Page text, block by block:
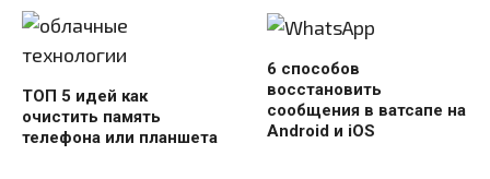
ТОП 5 идей как
очистить память
телефона или планшета
6 способов
восстановить
сообщения в ватсапе на
Android и iOS